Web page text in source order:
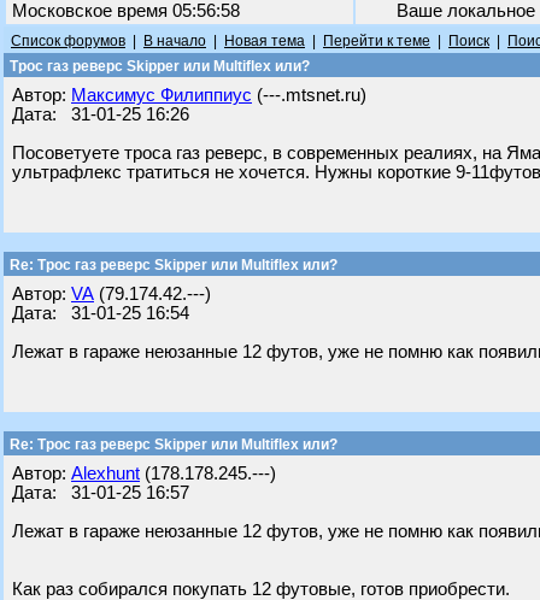
Московское время 05:56:58 Ваше
Список форумов В начало Новая тема Перейти к теме Поиск
Трос газ реверс Skipper или Multiflex или?
Автор: Максимус Филиппиус (---.mtsnet.ru)
Дата: 31-01-25 16:26
Посоветуете троса газ реверс, в современных реалиях, на
ультрафлекс тратиться не хочется. Нужны короткие 9-11футов
Re: Трос газ реверс Skipper или Multiflex или?
Автор: VA (79.174.42.---)
Дата: 31-01-25 16:54
Лежат в гараже неюзанные 12 футов, уже не помню как
Re: Трос газ реверс Skipper или Multiflex или?
Автор: Alexhunt (178.178.245.---)
Дата: 31-01-25 16:57
Лежат в гараже неюзанные 12 футов, уже не помню как
Как раз собирался покупать 12 футовые, готов приобрести.